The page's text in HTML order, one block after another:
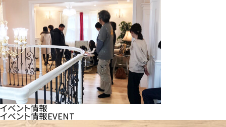
イベント情報
イベント情報EVENT